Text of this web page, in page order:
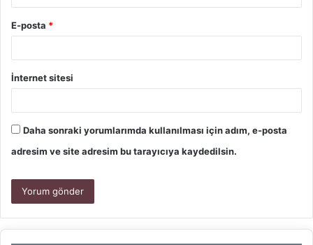
E-posta *
İnternet sitesi
Daha sonraki yorumlarımda kullanılması için adım, e-posta
adresim ve site adresim bu tarayıcıya kaydedilsin.